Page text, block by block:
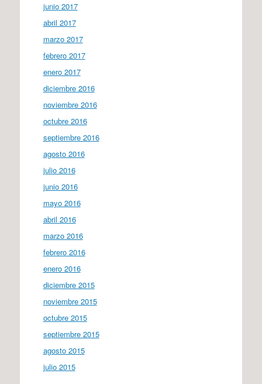
junio 2017
abril 2017
marzo 2017
febrero 2017
enero 2017
diciembre 2016
noviembre 2016
octubre 2016
septiembre 2016
agosto 2016
julio 2016
junio 2016
mayo 2016
abril 2016
marzo 2016
febrero 2016
enero 2016
diciembre 2015
noviembre 2015
octubre 2015
septiembre 2015
agosto 2015
julio 2015